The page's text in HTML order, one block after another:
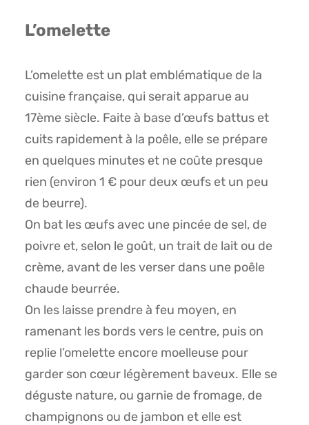
L’omelette
L’omelette est un plat emblématique de la
cuisine française, qui serait apparue au
17ème siècle. Faite à base d’œufs battus et
cuits rapidement à la poêle, elle se prépare
en quelques minutes et ne coûte presque
rien (environ 1 € pour deux œufs et un peu
de beurre).
On bat les œufs avec une pincée de sel, de
poivre et, selon le goût, un trait de lait ou de
crème, avant de les verser dans une poêle
chaude beurrée.
On les laisse prendre à feu moyen, en
ramenant les bords vers le centre, puis on
replie l’omelette encore moelleuse pour
garder son cœur légèrement baveux. Elle se
déguste nature, ou garnie de fromage, de
champignons ou de jambon et elle est